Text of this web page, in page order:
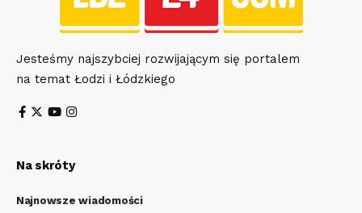
Jesteśmy najszybciej rozwijającym się portalem
na temat Łodzi i Łódzkiego
Na skróty
Najnowsze wiadomości